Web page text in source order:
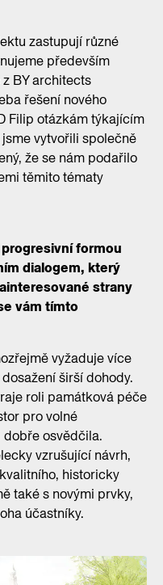
zastupují různé
především
BY architects
řešení nového
Filip otázkám týkajícím
vytvořili společně
že se nám podařilo
těmito tématy
formou
dialogem, který
strany
vám tímto
vyžaduje více
širší dohody.
roli památková péče
pro volné
dobře osvědčila.
vzrušující návrh,
historicky
také s novými prvky,
účastníky.